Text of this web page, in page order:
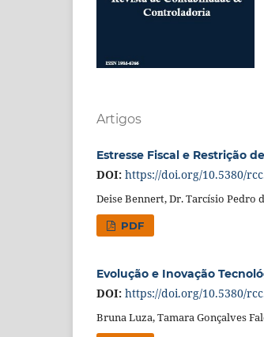
Artigos
Estresse Fiscal e Restrição
DOI: https://doi.org/10.5380/
Deise Bennert, Dr. Tarcísio Pedro
PDF
Evolução e Inovação
DOI: https://doi.org/10.5380/
Bruna Luza, Tamara Gonçalves